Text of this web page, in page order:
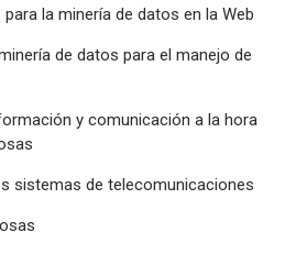
la minería de datos en la Web
de datos para el manejo de
y comunicación a la hora
sistemas de telecomunicaciones